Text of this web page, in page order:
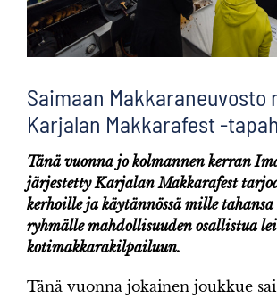
Saimaan Makkaraneuvosto
Karjalan Makkarafest -
Tänä vuonna jo kolmannen kerran
järjestetty Karjalan Makkarafest
kerhoille ja käytännössä mille tahansa
ryhmälle mahdollisuuden osallistua
kotimakkarakilpailuun.
Tänä vuonna jokainen joukkue